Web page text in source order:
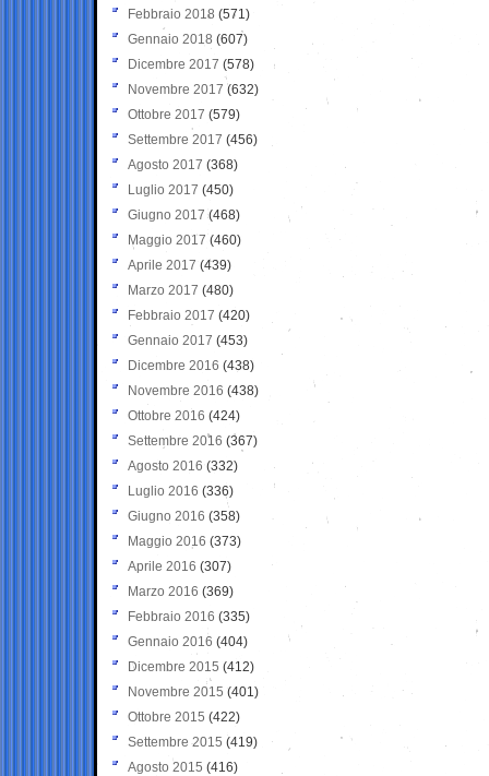
Febbraio 2018 (571)
Gennaio 2018 (607)
Dicembre 2017 (578)
Novembre 2017 (632)
Ottobre 2017 (579)
Settembre 2017 (456)
Agosto 2017 (368)
Luglio 2017 (450)
Giugno 2017 (468)
Maggio 2017 (460)
Aprile 2017 (439)
Marzo 2017 (480)
Febbraio 2017 (420)
Gennaio 2017 (453)
Dicembre 2016 (438)
Novembre 2016 (438)
Ottobre 2016 (424)
Settembre 2016 (367)
Agosto 2016 (332)
Luglio 2016 (336)
Giugno 2016 (358)
Maggio 2016 (373)
Aprile 2016 (307)
Marzo 2016 (369)
Febbraio 2016 (335)
Gennaio 2016 (404)
Dicembre 2015 (412)
Novembre 2015 (401)
Ottobre 2015 (422)
Settembre 2015 (419)
Agosto 2015 (416)